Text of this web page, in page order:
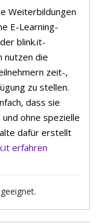
Weiterbildungen
E-Learning-
blink.it-
nutzen die
zeit-,
zu stellen.
dass sie
ohne spezielle
dafür erstellt
erfahren